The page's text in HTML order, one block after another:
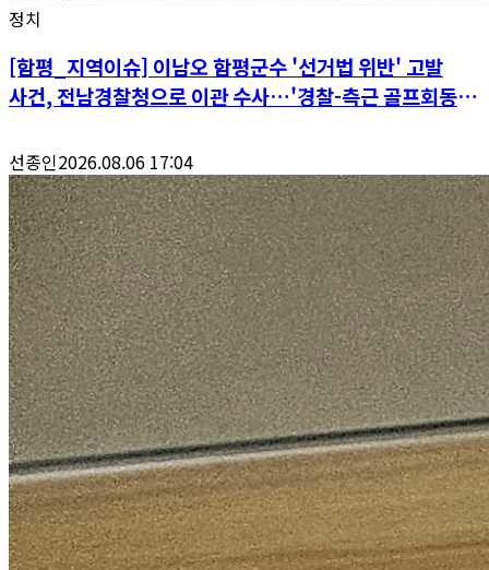
정치
[함평_지역이슈] 이남오 함평군수 '선거법 위반' 고발
사건, 전남경찰청으로 이관 수사…'경찰-측근 골프회동'
선종인2026.08.06 17:04